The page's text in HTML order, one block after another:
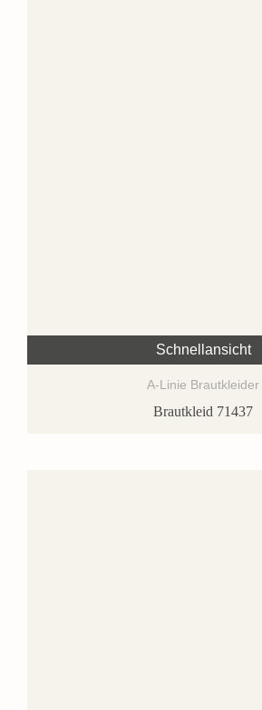
Schnellansicht
A-Linie Brautkleider
Brautkleid 71437